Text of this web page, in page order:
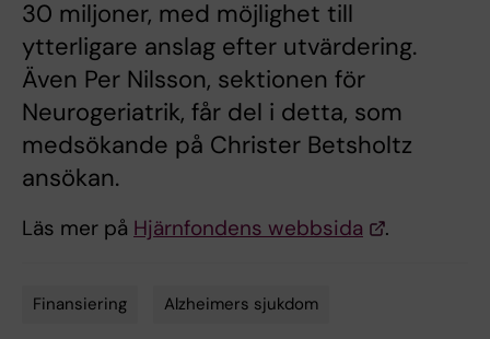
30 miljoner, med möjlighet till
ytterligare anslag efter utvärdering.
Även Per Nilsson, sektionen för
Neurogeriatrik, får del i detta, som
medsökande på Christer Betsholtz
ansökan.
Läs mer på Hjärnfondens webbsida .
Finansiering Alzheimers sjukdom